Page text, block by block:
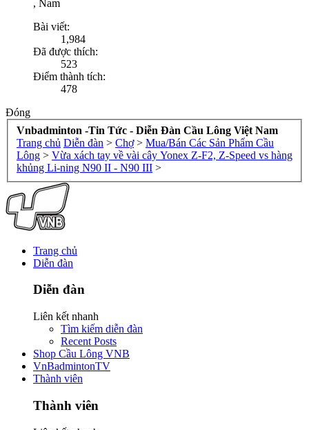
, Nam
Bài viết:
1,984
Đã được thích:
523
Điểm thành tích:
478
Đóng
Vnbadminton -Tin Tức - Diễn Đàn Cầu Lông Việt Nam
Trang chủ Diễn đàn > Chợ > Mua/Bán Các Sản Phẩm Cầu
Lông > Vừa xách tay về vài cây Yonex Z-F2, Z-Speed vs hàng
khủng Li-ning N90 II - N90 III >
Trang chủ
Diễn đàn
Diễn đàn
Liên kết nhanh
Tìm kiếm diễn đàn
Recent Posts
Shop Cầu Lông VNB
VnBadmintonTV
Thành viên
Thành viên